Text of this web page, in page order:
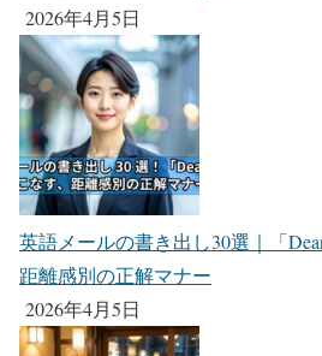
2026年4月5日
英語メールの書き出し30選｜「
距離感別の正解マナー
2026年4月5日